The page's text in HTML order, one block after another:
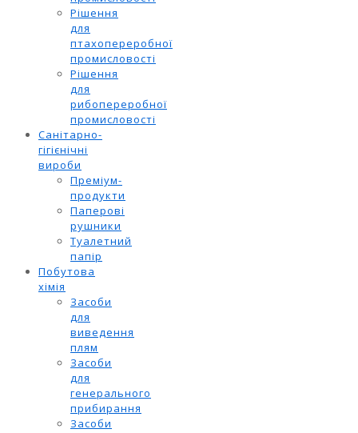
Рішення
для
птахопереробної
промисловості
Рішення
для
рибопереробної
промисловості
Санітарно-
гігієнічні
вироби
Преміум-
продукти
Паперові
рушники
Туалетний
папір
Побутова
хімія
Засоби
для
виведення
плям
Засоби
для
генерального
прибирання
Засоби